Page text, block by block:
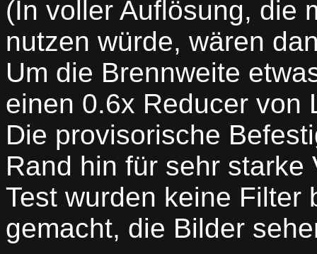
(In voller Auflösung, die
nutzen würde, wären
Um die Brennweite
einen 0.6x Reducer von
Die provisorische
Rand hin für sehr
Test wurden keine Filter
gemacht, die Bilder